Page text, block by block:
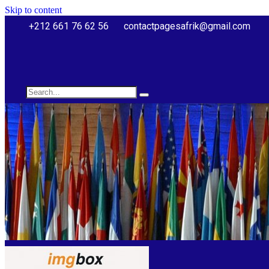
Skip to content
+212 661 76 62 56 contactpagesafrik@gmail.com